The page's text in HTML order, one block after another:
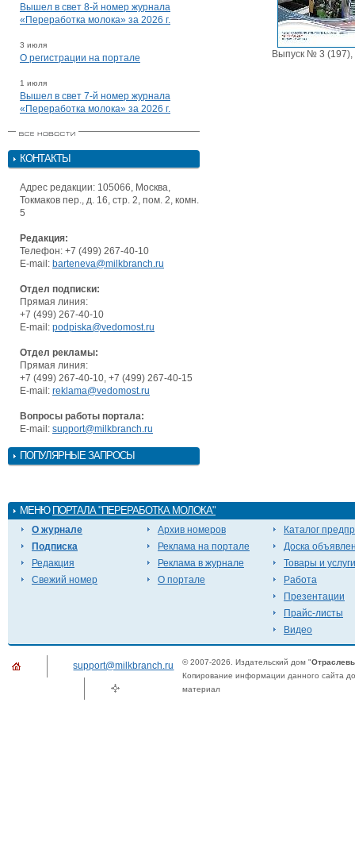
Вышел в свет 8-й номер журнала
«Переработка молока» за 2026 г.
3 июля
О регистрации на портале
1 июля
Вышел в свет 7-й номер журнала
«Переработка молока» за 2026 г.
КОНТАКТЫ
Адрес редакции: 105066, Москва,
Токмаков пер., д. 16, стр. 2, пом. 2, комн.
5
Редакция:
Телефон: +7 (499) 267-40-10
E-mail: barteneva@milkbranch.ru
Отдел подписки:
Прямая линия:
+7 (499) 267-40-10
E-mail: podpiska@vedomost.ru
Отдел рекламы:
Прямая линия:
+7 (499) 267-40-10, +7 (499) 267-40-15
E-mail: reklama@vedomost.ru
Вопросы работы портала:
E-mail: support@milkbranch.ru
ПОПУЛЯРНЫЕ ЗАПРОСЫ
Выпуск № 3 (197),
МЕНЮ ПОРТАЛА "ПЕРЕРАБОТКА МОЛОКА"
О журнале
Подписка
Редакция
Свежий номер
Архив номеров
Реклама на портале
Реклама в журнале
О портале
Каталог
Доска
Товары и услуги
Работа
Презентации
Прайс-листы
Видео
support@milkbranch.ru © 2007-2026. Издательский дом "
Копирование информации данного сайта
материал